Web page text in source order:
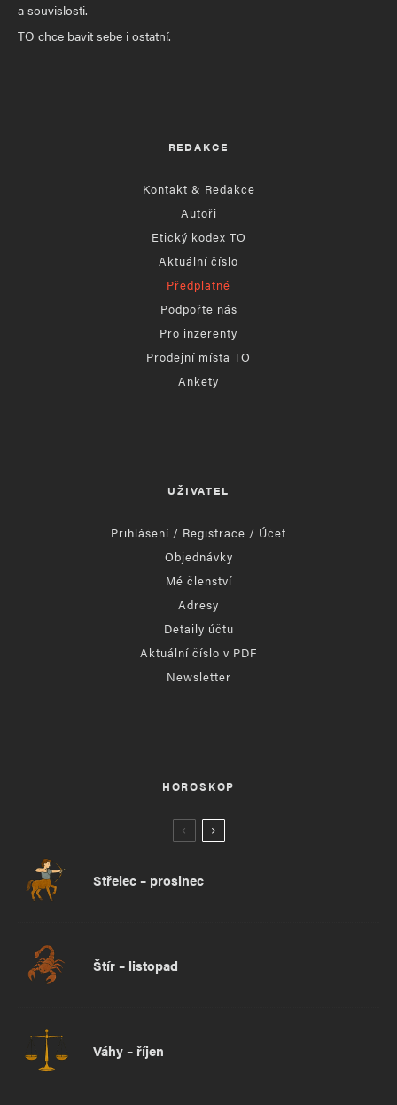
a souvislosti.
TO chce bavit sebe i ostatní.
REDAKCE
Kontakt & Redakce
Autoři
Etický kodex TO
Aktuální číslo
Předplatné
Podpořte nás
Pro inzerenty
Prodejní místa TO
Ankety
UŽIVATEL
Přihlášení / Registrace / Účet
Objednávky
Mé členství
Adresy
Detaily účtu
Aktuální číslo v PDF
Newsletter
HOROSKOP
Střelec – prosinec
Štír – listopad
Váhy – říjen